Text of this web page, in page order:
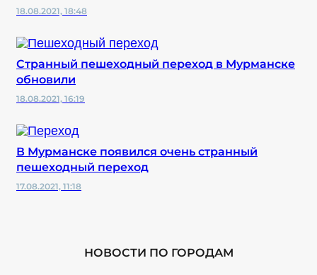
18.08.2021, 18:48
Странный пешеходный переход в Мурманске
обновили
18.08.2021, 16:19
В Мурманске появился очень странный
пешеходный переход
17.08.2021, 11:18
НОВОСТИ ПО ГОРОДАМ